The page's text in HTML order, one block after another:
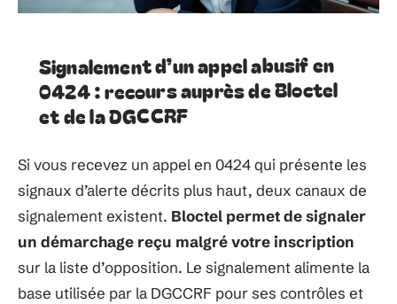
Signalement d’un appel abusif en
0424 : recours auprès de Bloctel
et de la DGCCRF
Si vous recevez un appel en 0424 qui présente les
signaux d’alerte décrits plus haut, deux canaux de
signalement existent. Bloctel permet de signaler
un démarchage reçu malgré votre inscription
sur la liste d’opposition. Le signalement alimente la
base utilisée par la DGCCRF pour ses contrôles et